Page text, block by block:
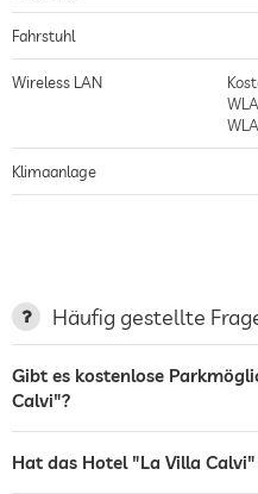
Fahrstuhl
Wireless LAN
Klimaanlage
Ladestation für Elektroautos
Terrasse
Garten/Außenbereich
Häufig gestellte
Gibt es kostenlose
Calvi"?
Hat das Hotel "La Villa Calvi"